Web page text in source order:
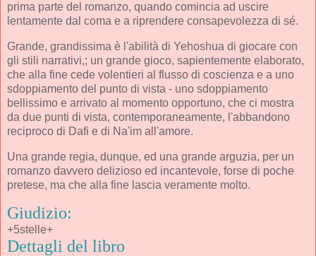
prima parte del romanzo, quando comincia ad uscire
lentamente dal coma e a riprendere consapevolezza di sé.
Grande, grandissima è l'abilità di Yehoshua di giocare con
gli stili narrativi,; un grande gioco, sapientemente elaborato,
che alla fine cede volentieri al flusso di coscienza e a uno
sdoppiamento del punto di vista - uno sdoppiamento
bellissimo e arrivato al momento opportuno, che ci mostra
da due punti di vista, contemporaneamente, l'abbandono
reciproco di Dafi e di Na'im all'amore.
Una grande regia, dunque, ed una grande arguzia, per un
romanzo davvero delizioso ed incantevole, forse di poche
pretese, ma che alla fine lascia veramente molto.
Giudizio:
+5stelle+
Dettagli del libro